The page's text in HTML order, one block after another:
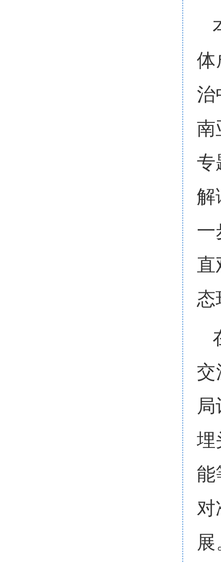
体
专
解
埋